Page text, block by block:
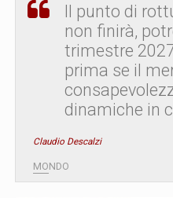
Il punto di
non finirà,
trimestre
prima se il
dinamiche in
Claudio Descalzi
MONDO